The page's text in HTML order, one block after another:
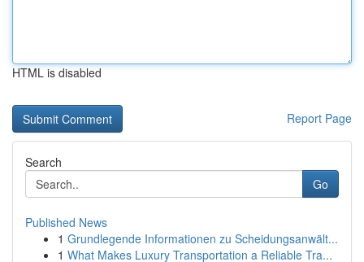
HTML is disabled
Report Page
Search
Go
Published News
1 Grundlegende Informationen zu Scheidungsanwält...
1 What Makes Luxury Transportation a Reliable Tra...